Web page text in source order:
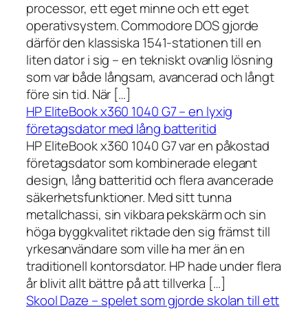
processor, ett eget minne och ett eget
operativsystem. Commodore DOS gjorde
därför den klassiska 1541-stationen till en
liten dator i sig – en tekniskt ovanlig lösning
som var både långsam, avancerad och långt
före sin tid. När […]
HP EliteBook x360 1040 G7 – en lyxig
företagsdator med lång batteritid
HP EliteBook x360 1040 G7 var en påkostad
företagsdator som kombinerade elegant
design, lång batteritid och flera avancerade
säkerhetsfunktioner. Med sitt tunna
metallchassi, sin vikbara pekskärm och sin
höga byggkvalitet riktade den sig främst till
yrkesanvändare som ville ha mer än en
traditionell kontorsdator. HP hade under flera
år blivit allt bättre på att tillverka […]
Skool Daze – spelet som gjorde skolan till ett